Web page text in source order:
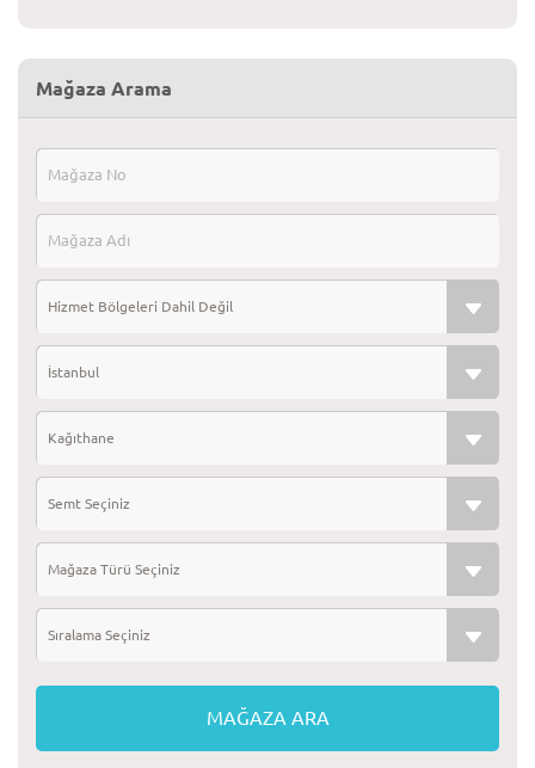
Kuru Temizleme (2)
Yer Döşeme Temizliği (2)
Mağaza Arama
Hizmet Bölgeleri Dahil Değil
İstanbul
Kağıthane
Semt Seçiniz
Mağaza Türü Seçiniz
Sıralama Seçiniz